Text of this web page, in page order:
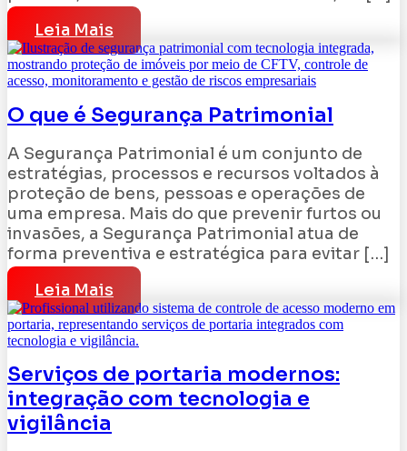
Leia Mais
O que é Segurança Patrimonial
A Segurança Patrimonial é um conjunto de
estratégias, processos e recursos voltados à
proteção de bens, pessoas e operações de
uma empresa. Mais do que prevenir furtos ou
invasões, a Segurança Patrimonial atua de
forma preventiva e estratégica para evitar […]
Leia Mais
Serviços de portaria modernos:
integração com tecnologia e
vigilância